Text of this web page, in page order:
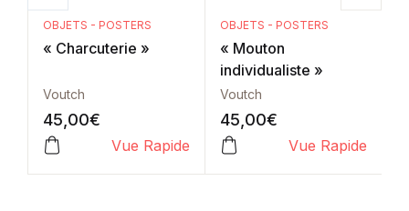
OBJETS - POSTERS
« Charcuterie »
Voutch
45,00€
Vue Rapide
OBJETS - POSTERS
« Mouton
individualiste »
Voutch
45,00€
Vue Rapide